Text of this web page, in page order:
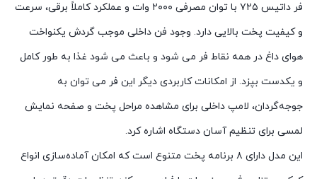
فر داتیس ۷۲۵ با توان مصرفی ۲۰۰۰ وات و عملکرد کاملاً برقی، سرعت
و کیفیت پخت بالایی دارد. وجود فن داخلی موجب گردش یکنواخت
هوای داغ در همه نقاط فر می شود و باعث می شود غذا به طور کامل
و یکدست بپزد. از امکانات کاربردی دیگر این فر می توان به
جوجه‌گردان، لامپ داخلی برای مشاهده مراحل پخت و صفحه نمایش
لمسی برای تنظیم آسان دستگاه اشاره کرد.
این مدل دارای ۸ برنامه پخت متنوع است که امکان آماده‌سازی انواع